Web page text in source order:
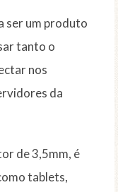
ser um produto
tanto o
nos
da
de 3,5mm, é
tablets,